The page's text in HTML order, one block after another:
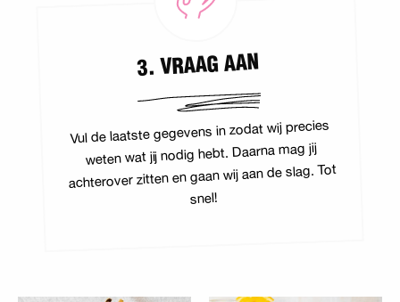
3. VRAAG AAN
Vul de laatste gegevens in zodat wij precies
weten wat jij nodig hebt. Daarna mag jij
achterover zitten en gaan wij aan de slag. Tot
snel!